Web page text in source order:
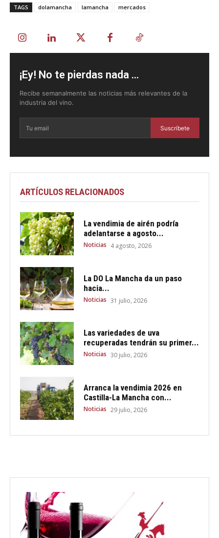
TAGS dolamancha lamancha mercados
¡Ey! No te pierdas nada ...
Recibe semanalmente las noticias más relevantes de la
industria del vino.
Suscríbete
ARTÍCULOS RELACIONADOS
La vendimia de airén podría
adelantarse a agosto...
Noticias 4 agosto, 2026
La DO La Mancha da un paso
hacia...
Noticias 31 julio, 2026
Las variedades de uva
recuperadas tendrán su primer...
Noticias 30 julio, 2026
Arranca la vendimia 2026 en
Castilla-La Mancha con...
Noticias 29 julio, 2026